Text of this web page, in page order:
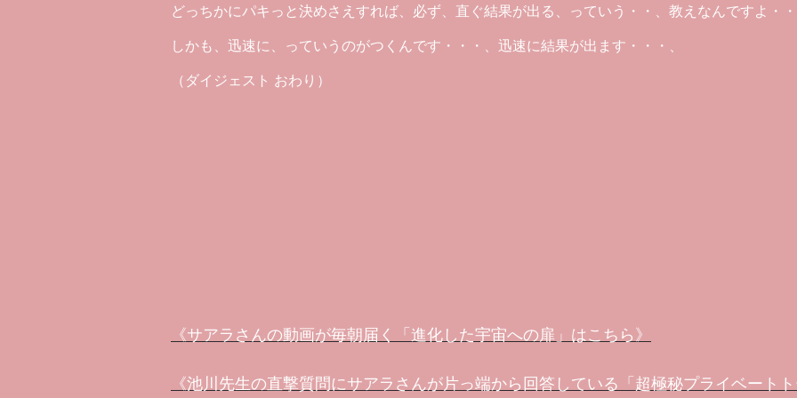
どっちかにパキっと決めさえすれば、必ず、直ぐ結果が出る、っていう・・、教えなんですよ・・
しかも、迅速に、っていうのがつくんです・・・、迅速に結果が出ます・・・、
（ダイジェスト おわり）
《サアラさんの動画が毎朝届く「進化した宇宙への扉」はこちら》
《池川先生の直撃質問にサアラさんが片っ端から回答している「超極秘プライベートト